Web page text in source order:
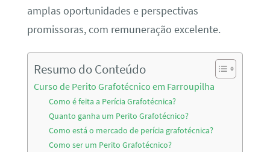
amplas oportunidades e perspectivas
promissoras, com remuneração excelente.
Resumo do Conteúdo
Curso de Perito Grafotécnico em Farroupilha
Como é feita a Perícia Grafotécnica?
Quanto ganha um Perito Grafotécnico?
Como está o mercado de perícia grafotécnica?
Como ser um Perito Grafotécnico?